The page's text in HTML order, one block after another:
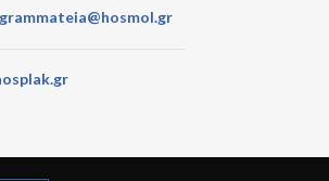
grammateia@hosmol.gr